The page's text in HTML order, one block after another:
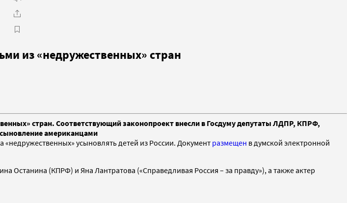
из «недружественных» стран
стран. Соответствующий законопроект внесли в Госдуму депутаты ЛДПР, КПРФ,
американцами
«недружественных» усыновлять детей из России. Документ размещен в думской электронной
(КПРФ) и Яна Лантратова («Справедливая Россия – за правду»), а также актер